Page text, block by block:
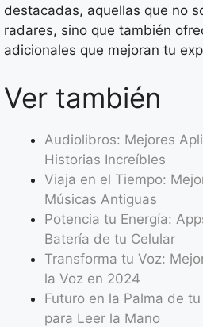
destacadas, aquellas que no
radares, sino que también
adicionales que mejoran tu
Ver también
Audiolibros: Mejores
Historias Increíbles
Viaja en el Tiempo:
Músicas Antiguas
Potencia tu Energía:
Batería de tu Celular
Transforma tu Voz:
la Voz en 2024
Futuro en la Palma de
para Leer la Mano